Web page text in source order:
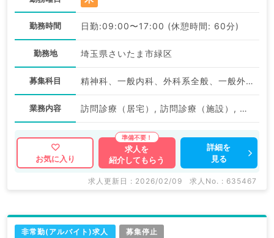
勤務時間 日勤:09:00〜17:00 (休憩時間: 60分)
勤務地 埼玉県さいたま市緑区
募集科目 精神科、一般内科、外科系全般、一般外科
業務内容 訪問診療（居宅）, 訪問診療（施設）, 訪問診療（施設）
お気に入り
求人を
紹介してもらう
詳細を
見る
求人更新日 : 2026/02/09 求人No. : 635467
非常勤(アルバイト)求人 募集停止